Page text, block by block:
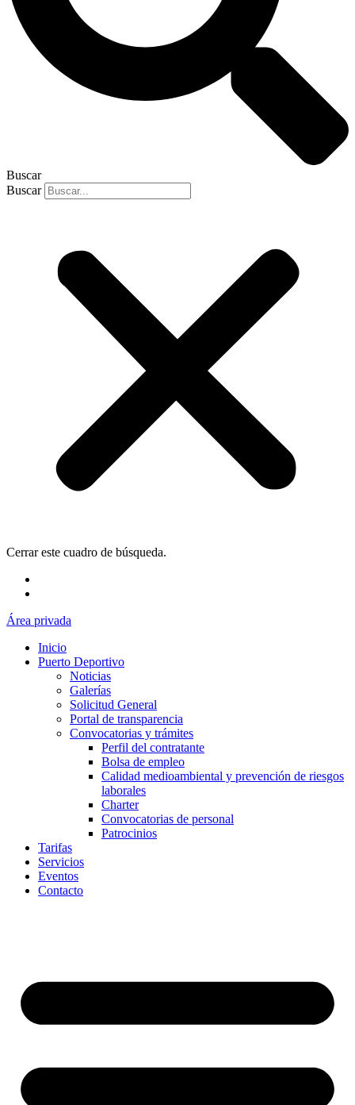
Buscar
Buscar
Cerrar este cuadro de búsqueda.
Área privada
Inicio
Puerto Deportivo
Noticias
Galerías
Solicitud General
Portal de transparencia
Convocatorias y trámites
Perfil del contratante
Bolsa de empleo
Calidad medioambiental y prevención de riesgos
laborales
Charter
Convocatorias de personal
Patrocinios
Tarifas
Servicios
Eventos
Contacto